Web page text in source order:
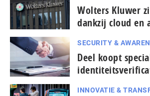
Wolters Kluwer
dankzij cloud en
SECURITY &
Deel koopt
INNOVATIE &